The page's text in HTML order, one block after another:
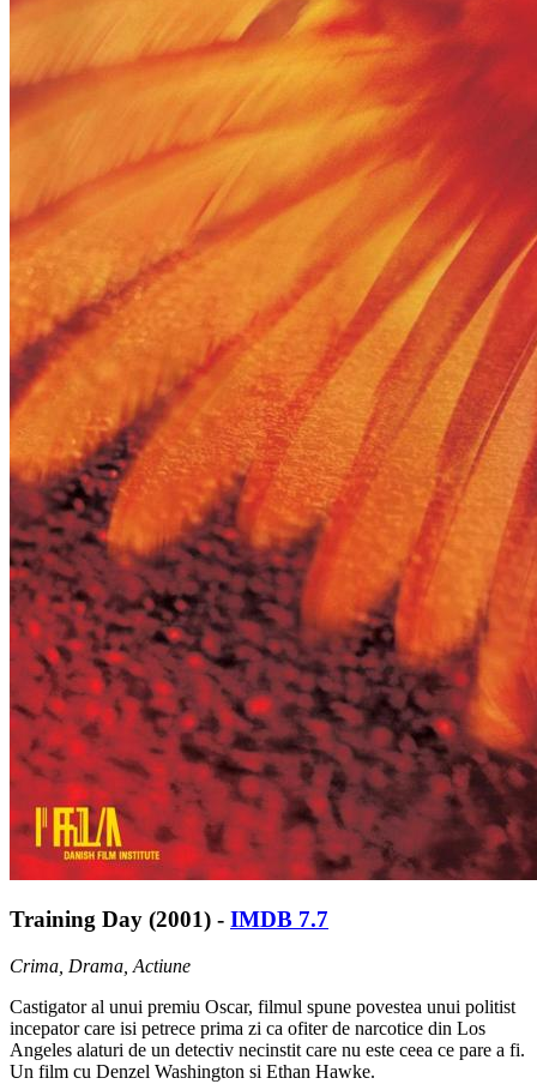
Training Day (2001) - IMDB 7.7
Crima, Drama, Actiune
Castigator al unui premiu Oscar, filmul spune povestea unui politist
incepator care isi petrece prima zi ca ofiter de narcotice din Los
Angeles alaturi de un detectiv necinstit care nu este ceea ce pare a fi.
Un film cu Denzel Washington si Ethan Hawke.